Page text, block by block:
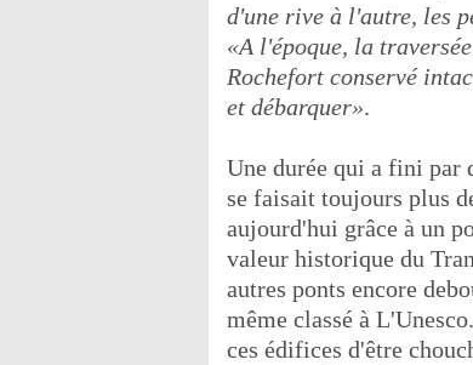
d'une rive à l'autre, les
«A l'époque, la
Rochefort conservé
et débarquer».
Une durée qui a fini par
se faisait toujours plus
aujourd'hui grâce à un
valeur historique du
autres ponts encore
même classé à
ces édifices d'être